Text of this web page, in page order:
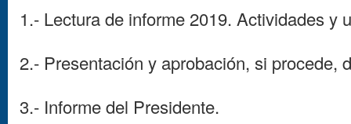
1.- Lectura de informe 2019. Actividades y
2.- Presentación y aprobación, si procede,
3.- Informe del Presidente.